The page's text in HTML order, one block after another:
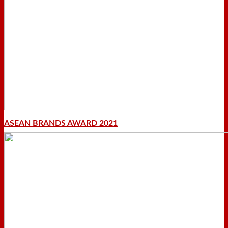
ASEAN BRANDS AWARD 2021